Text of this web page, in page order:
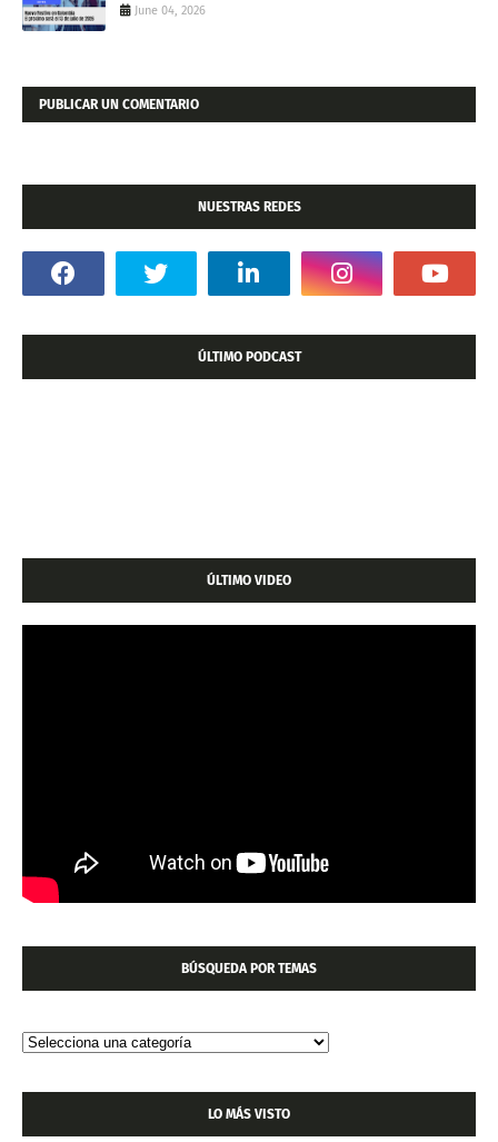
June 04, 2026
PUBLICAR UN COMENTARIO
NUESTRAS REDES
ÚLTIMO PODCAST
ÚLTIMO VIDEO
BÚSQUEDA POR TEMAS
LO MÁS VISTO